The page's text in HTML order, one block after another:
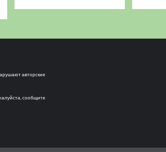
авторские
сообщите